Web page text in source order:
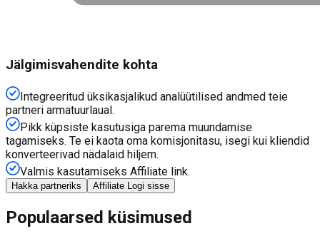
Jälgimisvahendite kohta
Integreeritud üksikasjalikud analüütilised andmed teie
partneri armatuurlaual.
Pikk küpsiste kasutusiga parema muundamise
tagamiseks. Te ei kaota oma komisjonitasu, isegi kui kliendid
konverteerivad nädalaid hiljem.
Valmis kasutamiseks Affiliate link.
Hakka partneriks Affiliate Logi sisse
Populaarsed küsimused